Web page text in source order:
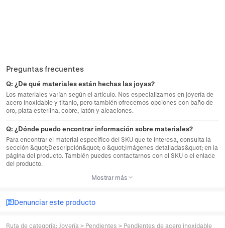
Preguntas frecuentes
Q: ¿De qué materiales están hechas las joyas?
Los materiales varían según el artículo. Nos especializamos en joyería de
acero inoxidable y titanio, pero también ofrecemos opciones con baño de
oro, plata esterlina, cobre, latón y aleaciones.
Q: ¿Dónde puedo encontrar información sobre materiales?
Para encontrar el material específico del SKU que te interesa, consulta la
sección &quot;Descripción&quot; o &quot;Imágenes detalladas&quot; en la
página del producto. También puedes contactarnos con el SKU o el enlace
del producto.
Mostrar más
Denunciar este producto
Ruta de categoría: Joyería > Pendientes > Pendientes de acero inoxidable